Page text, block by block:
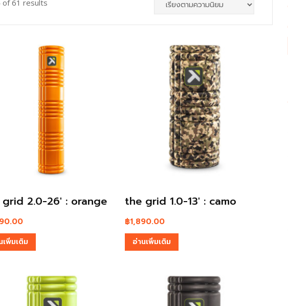
of 61 results
2.0-26′ : orange
เพิ่มเติม
the grid 1.0-13′ : camo
฿1,890.00
อ่านเพิ่มเติม